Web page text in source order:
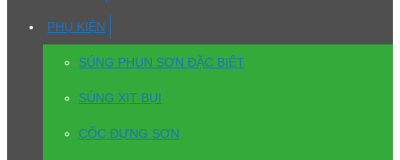
PHỤ KIỆN
SÚNG PHUN SƠN ĐẶC BIỆT
SÚNG XỊT BỤI
CỐC ĐỰNG SƠN